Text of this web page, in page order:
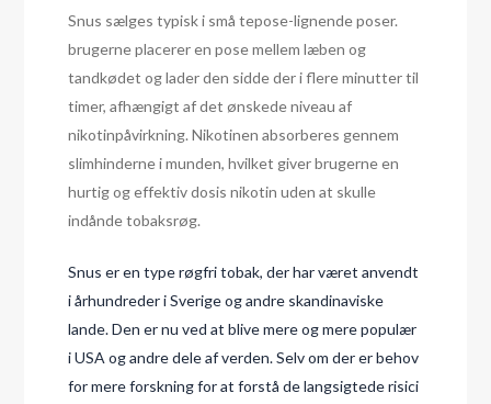
Snus sælges typisk i små tepose-lignende poser.
brugerne placerer en pose mellem læben og
tandkødet og lader den sidde der i flere minutter til
timer, afhængigt af det ønskede niveau af
nikotinpåvirkning. Nikotinen absorberes gennem
slimhinderne i munden, hvilket giver brugerne en
hurtig og effektiv dosis nikotin uden at skulle
indånde tobaksrøg.
Snus er en type røgfri tobak, der har været anvendt
i århundreder i Sverige og andre skandinaviske
lande. Den er nu ved at blive mere og mere populær
i USA og andre dele af verden. Selv om der er behov
for mere forskning for at forstå de langsigtede risici